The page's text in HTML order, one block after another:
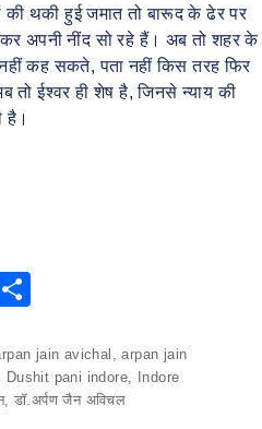
की थकी हुई जमात तो बारूद के ढेर पर
अपनी नींद सो रहे हैं। अब तो शहर के
कह सकते, पता नहीं किस तरह फिर
ईश्वर ही शेष है, जिनसे न्याय की
है।
T
ar
e
jain avichal ,arpan jain
Dushit pani indore
Indore
,डॉ.अर्पण जैन अविचल